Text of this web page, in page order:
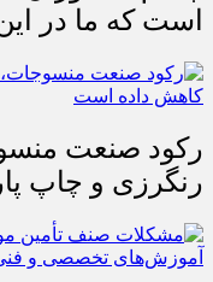
است که ما در
رکود صنعت
رنگرزی و چاپ